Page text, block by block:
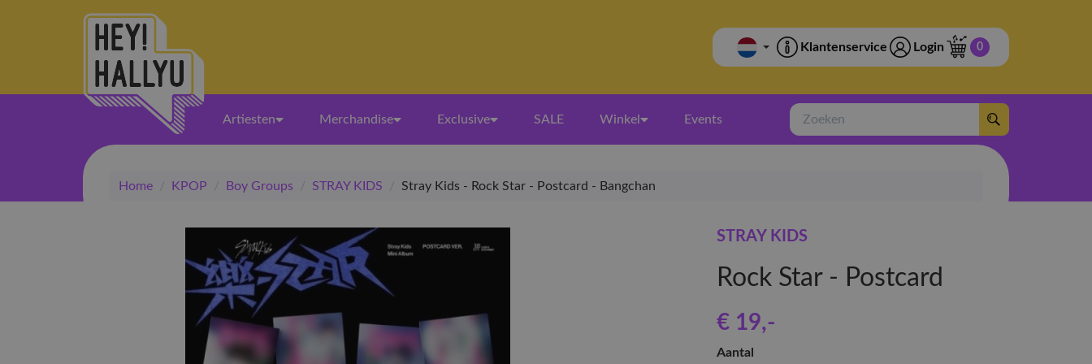
Klantenservice Login 0
Artiesten Merchandise Exclusive SALE Winkel Events
Zoeken
Home / KPOP / Boy Groups / STRAY KIDS / Stray Kids - Rock Star - Postcard - Bangchan
STRAY KIDS
Rock Star - Postcard
€ 19,-
Aantal